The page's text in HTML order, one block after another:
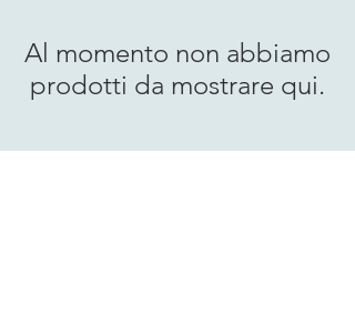
Al momento non abbiamo
prodotti da mostrare qui.